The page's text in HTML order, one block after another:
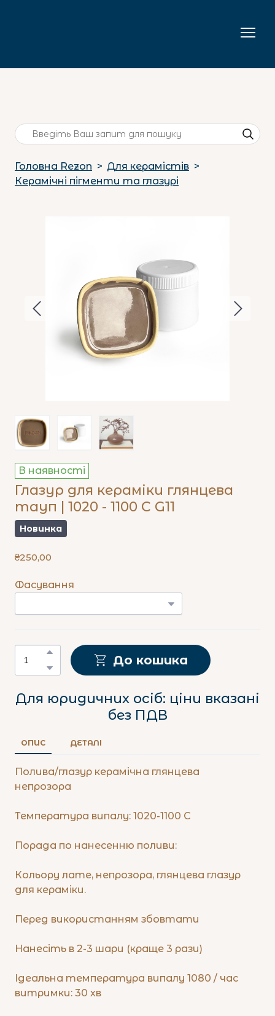
Головна Rezon
Для керамістів
Керамічні пігменти та глазурі
В наявності
Глазур для кераміки глянцева
тауп | 1020 - 1100 C G11
Новинка
₴250,00
Фасування
До кошика
Для юридичних осіб: ціни вказані
без ПДВ
ОПИС ДЕТАЛІ
Полива/глазур керамічна глянцева
непрозора
Температура випалу: 1020-1100 С
Порада по нанесенню поливи:
Кольору лате, непрозора, глянцева глазур
для кераміки.
Перед використанням збовтати
Нанесіть в 2-3 шари (краще 3 рази)
Ідеальна температура випалу 1080 / час
витримки: 30 хв